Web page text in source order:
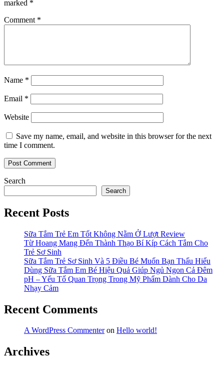
marked *
Comment *
Name *
Email *
Website
Save my name, email, and website in this browser for the next
time I comment.
Search
Search
Recent Posts
Sữa Tắm Trẻ Em Tốt Không Nằm Ở Lượt Review
Từ Hoang Mang Đến Thành Thạo Bí Kíp Cách Tắm Cho
Trẻ Sơ Sinh
Sữa Tắm Trẻ Sơ Sinh Và 5 Điều Bé Muốn Bạn Thấu Hiểu
Dùng Sữa Tắm Em Bé Hiệu Quả Giúp Ngủ Ngon Cả Đêm
pH – Yếu Tố Quan Trọng Trong Mỹ Phẩm Dành Cho Da
Nhạy Cảm
Recent Comments
A WordPress Commenteron Hello world!
Archives